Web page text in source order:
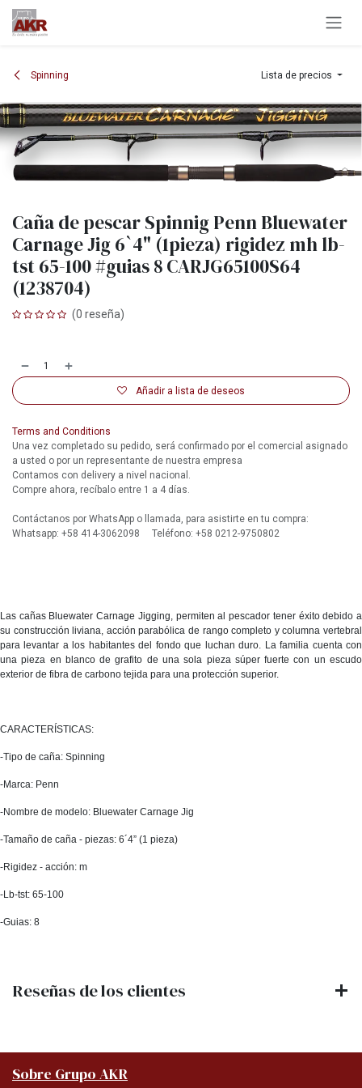
Ir al contenido
Spinning Lista de precios
Caña de pescar Spinnig Penn Bluewater
Carnage Jig 6`4" (1pieza) rigidez mh lb-
tst 65-100 #guias 8 CARJG65100S64
(1238704)
(0 reseña)
Añadir a lista de deseos
Terms and Conditions
Una vez completado su pedido, será confirmado por el comercial asignado
a usted o por un representante de nuestra empresa
Contamos con delivery a nivel nacional.
Compre ahora, recíbalo entre 1 a 4 días.
Contáctanos por WhatsApp o llamada, para asistirte en tu compra:
Whatsapp: +58 414-3062098 Teléfono: +58 0212-9750802
Las cañas Bluewater Carnage Jigging, permiten al pescador tener éxito debido a
su construcción liviana, acción parabólica de rango completo y columna vertebral
para levantar a los habitantes del fondo que luchan duro. La familia cuenta con
una pieza en blanco de grafito de una sola pieza súper fuerte con un escudo
exterior de fibra de carbono tejida para una protección superior.
CARACTERÍSTICAS:
-Tipo de caña: Spinning
-Marca: Penn
-Nombre de modelo: Bluewater Carnage Jig
-Tamaño de caña - piezas: 6´4” (1 pieza)
-Rigidez - acción: m
-Lb-tst: 65-100
-Guias: 8
Reseñas de los clientes
Sobre Grupo AKR